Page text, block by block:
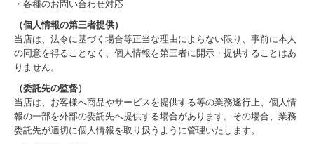
・各種のお問い合わせ対応
（個人情報の第三者提供）
当店は、法令に基づく場合等正当な理由によらない限り、事前に本人
の同意を得ることなく、個人情報を第三者に開示・提供することはあ
りません。
（委託先の監督）
当店は、お客様へ商品やサービスを提供する等の業務遂行上、個人情
報の一部を外部の委託先へ提供する場合があります。その場合、業務
委託先が適切に個人情報を取り扱うように管理いたします。